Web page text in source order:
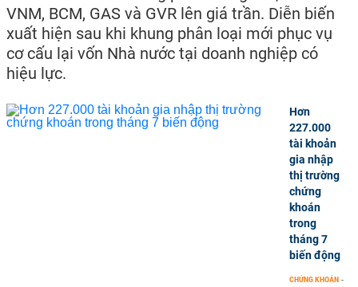
VNM, BCM, GAS và GVR lên giá trần. Diễn biến
xuất hiện sau khi khung phân loại mới phục vụ
cơ cấu lại vốn Nhà nước tại doanh nghiệp có
hiệu lực.
Hơn
227.000
tài khoản
gia nhập
thị trường
chứng
khoán
trong
tháng 7
biến động
CHỨNG KHOÁN -